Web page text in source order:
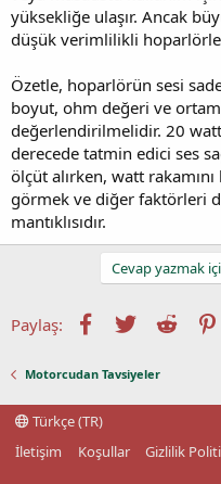
yüksekliğe ulaşır. Ancak
düşük verimlilikli
Özetle, hoparlörün sesi
boyut, ohm değeri ve
değerlendirilmelidir. 20
derecede tatmin edici ses
ölçüt alırken, watt
görmek ve diğer faktörleri
mantıklısıdır.
Cevap yazmak
Paylaş: Facebook
TwitterReddit
Motorcudan Tavsiyeler
Türkçe (TR)
İletişim
Koşullar Gizlilik